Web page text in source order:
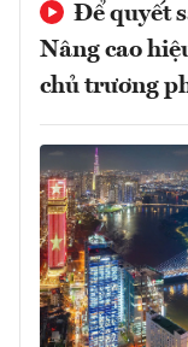
Để quyết
Nâng cao
chủ trương